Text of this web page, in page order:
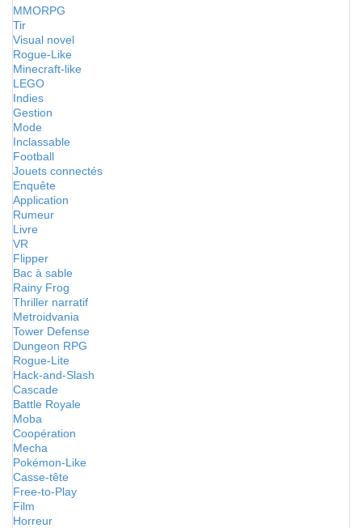
MMORPG
Tir
Visual novel
Rogue-Like
Minecraft-like
LEGO
Indies
Gestion
Mode
Inclassable
Football
Jouets connectés
Enquête
Application
Rumeur
Livre
VR
Flipper
Bac à sable
Rainy Frog
Thriller narratif
Metroidvania
Tower Defense
Dungeon RPG
Rogue-Lite
Hack-and-Slash
Cascade
Battle Royale
Moba
Coopération
Mecha
Pokémon-Like
Casse-tête
Free-to-Play
Film
Horreur